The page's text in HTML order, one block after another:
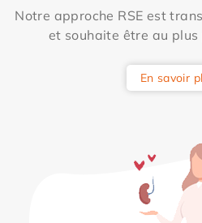
Notre approche RSE est
et souhaite être au
En savoir